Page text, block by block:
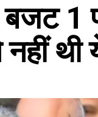
1
नहीं